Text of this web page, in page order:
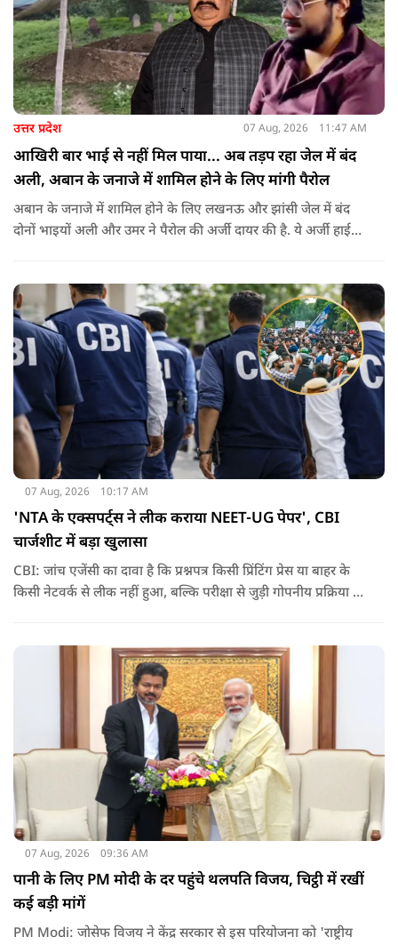
उत्तर प्रदेश 07 Aug, 2026 11:47 AM
आखिरी बार भाई से नहीं मिल पाया... अब तड़प रहा जेल में बंद
अली, अबान के जनाजे में शामिल होने के लिए मांगी पैरोल
अबान के जनाजे में शामिल होने के लिए लखनऊ और झांसी जेल में बंद
दोनों भाइयों अली और उमर ने पैरोल की अर्जी दायर की है. ये अर्जी हाई
07 Aug, 2026 10:17 AM
'NTA के एक्सपर्ट्स ने लीक कराया NEET-UG पेपर', CBI
चार्जशीट में बड़ा खुलासा
CBI: जांच एजेंसी का दावा है कि प्रश्नपत्र किसी प्रिंटिंग प्रेस या बाहर के
किसी नेटवर्क से लीक नहीं हुआ, बल्कि परीक्षा से जुड़ी गोपनीय प्रक्रिया में
07 Aug, 2026 09:36 AM
पानी के लिए PM मोदी के दर पहुंचे थलपति विजय, चिट्ठी में रखीं
कई बड़ी मांगें
PM Modi: जोसेफ विजय ने केंद्र सरकार से इस परियोजना को 'राष्ट्रीय